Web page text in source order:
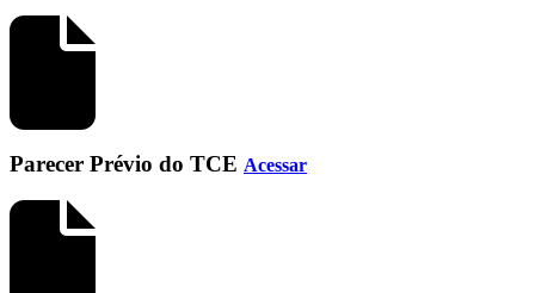
Parecer Prévio do TCE Acessar